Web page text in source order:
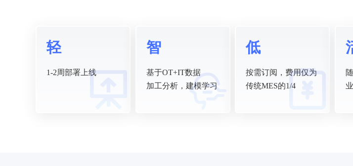
轻
1-2周部署上线
智
基于OT+IT数据
加工分析，建模学习
低
按需订阅，费用仅为
传统MES的1/4